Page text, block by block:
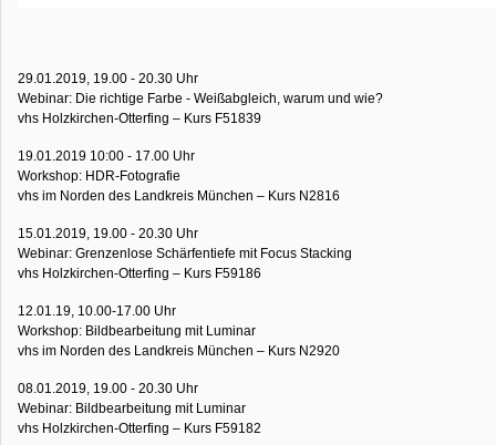
29.01.2019, 19.00 - 20.30 Uhr
Webinar: Die richtige Farbe - Weißabgleich, warum und wie?
vhs Holzkirchen-Otterfing – Kurs F51839
19.01.2019 10:00 - 17.00 Uhr
Workshop: HDR-Fotografie
vhs im Norden des Landkreis München – Kurs N2816
15.01.2019, 19.00 - 20.30 Uhr
Webinar: Grenzenlose Schärfentiefe mit Focus Stacking
vhs Holzkirchen-Otterfing – Kurs F59186
12.01.19, 10.00-17.00 Uhr
Workshop: Bildbearbeitung mit Luminar
vhs im Norden des Landkreis München – Kurs N2920
08.01.2019, 19.00 - 20.30 Uhr
Webinar: Bildbearbeitung mit Luminar
vhs Holzkirchen-Otterfing – Kurs F59182